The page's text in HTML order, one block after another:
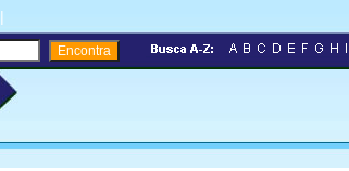
|